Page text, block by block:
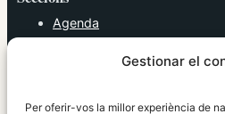
Gestionar el
Per oferir-vos la millor experiència de
Agenda
Política